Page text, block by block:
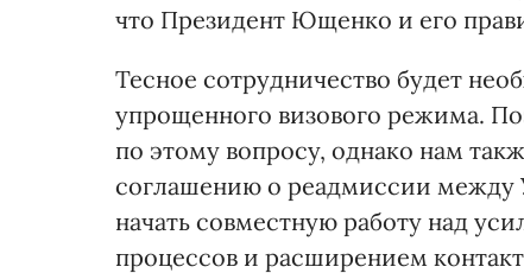
что Президент Ющенко и его
Тесное сотрудничество будет
упрощенного визового режима.
по этому вопросу, однако нам
соглашению о реадмиссии между
начать совместную работу над
процессов и расширением